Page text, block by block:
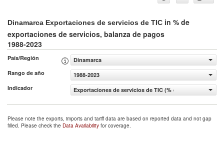
Dinamarca Exportaciones de servicios de TIC in % de
exportaciones de servicios, balanza de pagos
1988-2023
País/Región
Dinamarca
Rango de año
1988-2023
Indicador
Exportaciones de servicios de TIC (% de exportaciones
Please note the exports, imports and tariff data are based on reported data and not gap
filled. Please check the Data Availability for coverage.